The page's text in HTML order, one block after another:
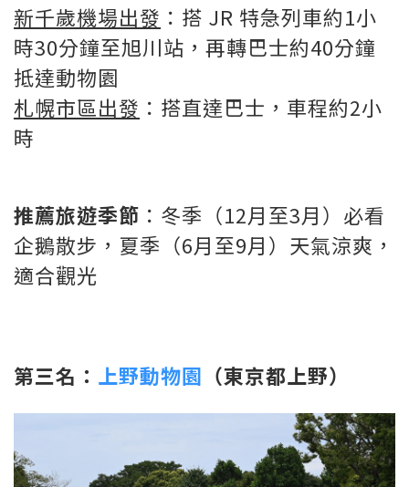
新千歲機場出發 ：搭 JR 特急列車約1小
時30分鐘至旭川站，再轉巴士約40分鐘
抵達動物園
札幌市區出發 ：搭直達巴士，車程約2小
時
推薦旅遊季節 ：冬季（12月至3月）必看
企鵝散步，夏季（6月至9月）天氣涼爽，
適合觀光
第三名： 上野動物園 （東京都上野）